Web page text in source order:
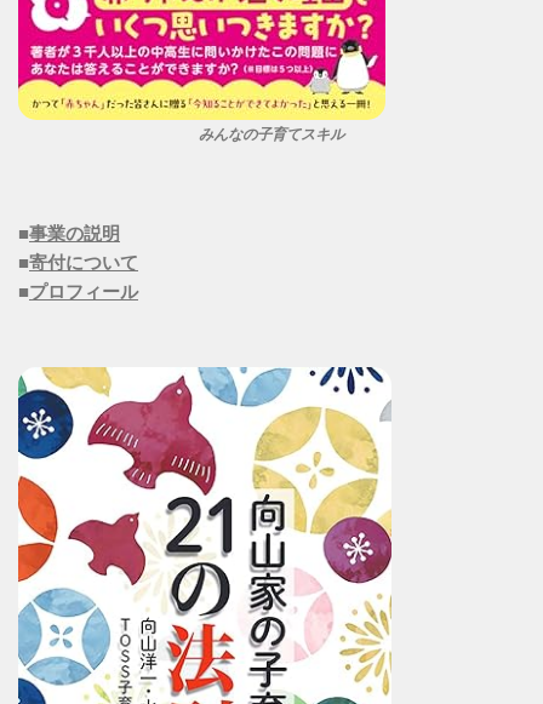
みんなの子育てスキル
■事業の説明
■寄付について
■プロフィール